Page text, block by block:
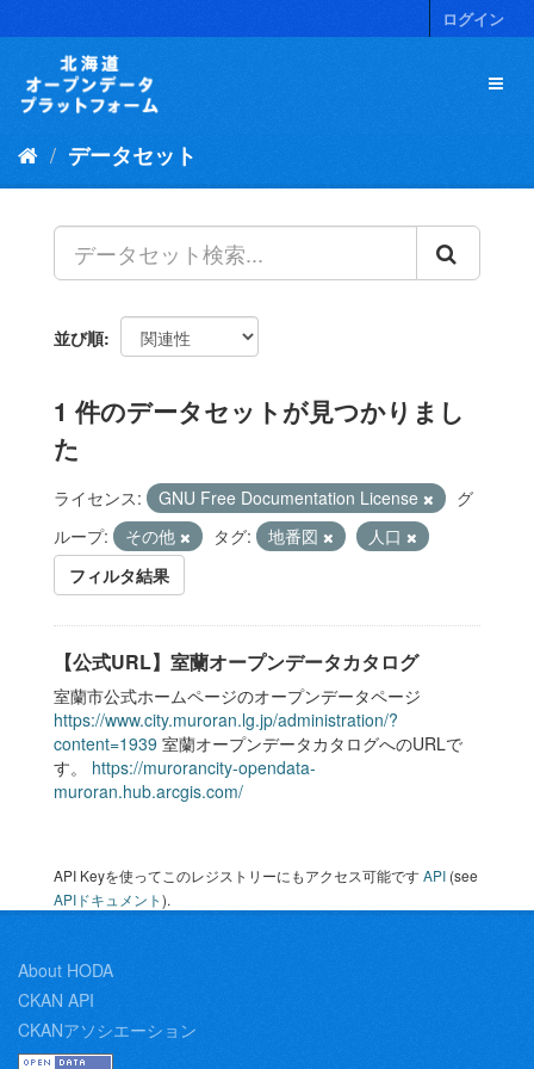
キ
ログイン
データセット
並び順
1 件のデータセットが見つかりまし
た
ライセンス: GNU Free Documentation License
グ
ループ:
その他 タグ: 地番図
人口
フィルタ結果
【公式URL】室蘭オープンデータカタログ
室蘭市公式ホームページのオープンデータページ
https://www.city.muroran.lg.jp/administration/?
content=1939 室蘭オープンデータカタログへのURLで
す。 https://murorancity-opendata-
muroran.hub.arcgis.com/
API Keyを使ってこのレジストリーにもアクセス可能ですAPI (see
APIドキュメント).
About HODA
CKAN API
CKANアソシエーション